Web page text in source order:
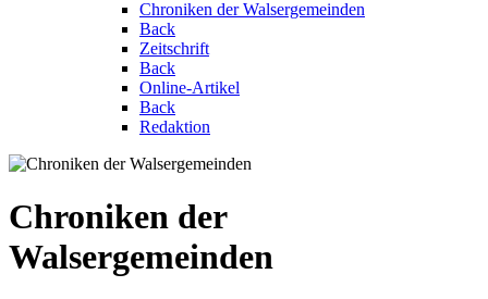
Chroniken der Walsergemeinden
Back
Zeitschrift
Back
Online-Artikel
Back
Redaktion
Chroniken der
Walsergemeinden